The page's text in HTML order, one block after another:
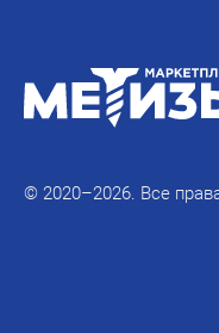
© 2020–2026. Все